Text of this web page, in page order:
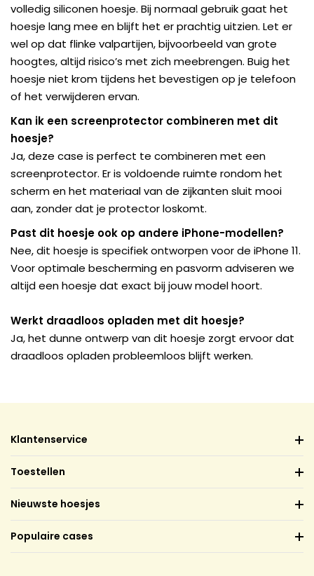
volledig siliconen hoesje. Bij normaal gebruik gaat het
hoesje lang mee en blijft het er prachtig uitzien. Let er
wel op dat flinke valpartijen, bijvoorbeeld van grote
hoogtes, altijd risico’s met zich meebrengen. Buig het
hoesje niet krom tijdens het bevestigen op je telefoon
of het verwijderen ervan.
Kan ik een screenprotector combineren met dit
hoesje?
Ja, deze case is perfect te combineren met een
screenprotector. Er is voldoende ruimte rondom het
scherm en het materiaal van de zijkanten sluit mooi
aan, zonder dat je protector loskomt.
Past dit hoesje ook op andere iPhone-modellen?
Nee, dit hoesje is specifiek ontworpen voor de iPhone 11.
Voor optimale bescherming en pasvorm adviseren we
altijd een hoesje dat exact bij jouw model hoort.
Werkt draadloos opladen met dit hoesje?
Ja, het dunne ontwerp van dit hoesje zorgt ervoor dat
draadloos opladen probleemloos blijft werken.
Klantenservice
Toestellen
Nieuwste hoesjes
Populaire cases